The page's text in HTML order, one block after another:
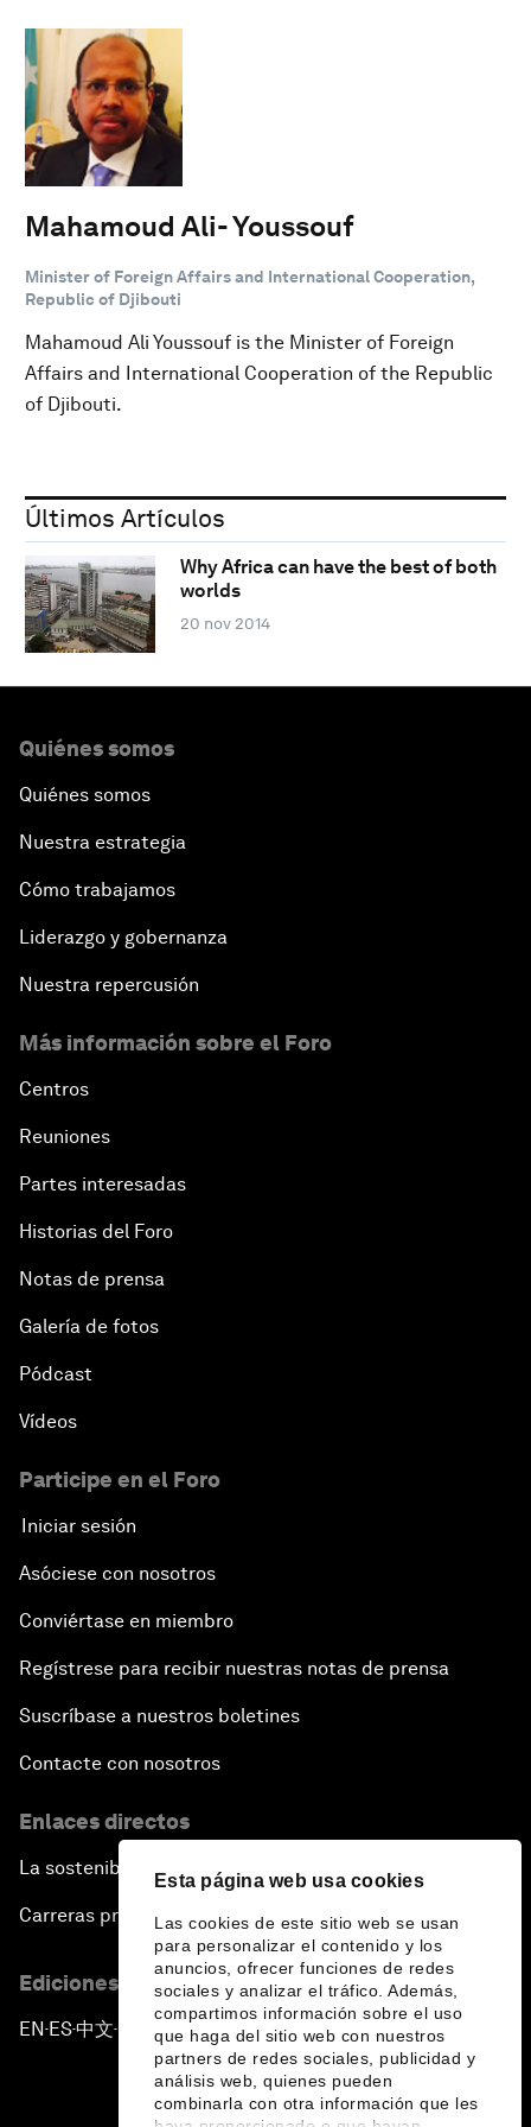
Esta página web usa cookies
Las cookies de este sitio web se usan
para personalizar el contenido y los
anuncios, ofrecer funciones de redes
sociales y analizar el tráfico. Además,
compartimos información sobre el uso
que haga del sitio web con nuestros
partners de redes sociales, publicidad y
análisis web, quienes pueden
combinarla con otra información que les
Mahamoud Ali- Youssouf
Minister of Foreign Affairs and International Cooperation,
Republic of Djibouti
Mahamoud Ali Youssouf is the Minister of Foreign
Affairs and International Cooperation of the Republic
of Djibouti.
Últimos Artículos
Why Africa can have the best of both
worlds
20 nov 2014
Quiénes somos
Quiénes somos
Nuestra estrategia
Cómo trabajamos
Liderazgo y gobernanza
Nuestra repercusión
Más información sobre el Foro
Centros
Reuniones
Partes interesadas
Historias del Foro
Notas de prensa
Galería de fotos
Pódcast
Vídeos
Participe en el Foro
Iniciar sesión
Asóciese con nosotros
Conviértase en miembro
Regístrese para recibir nuestras notas de prensa
Suscríbase a nuestros boletines
Contacte con nosotros
Enlaces directos
La sostenibilidad en el Foro
Carreras profesionales
Ediciones en otros idiomas
EN ▪ES▪中文▪ 日本語